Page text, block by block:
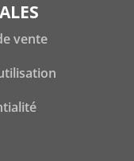
vente